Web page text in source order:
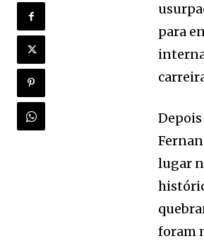
para
lugar
foram